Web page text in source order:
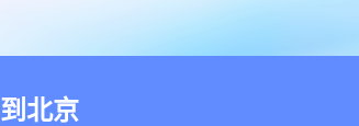
北京